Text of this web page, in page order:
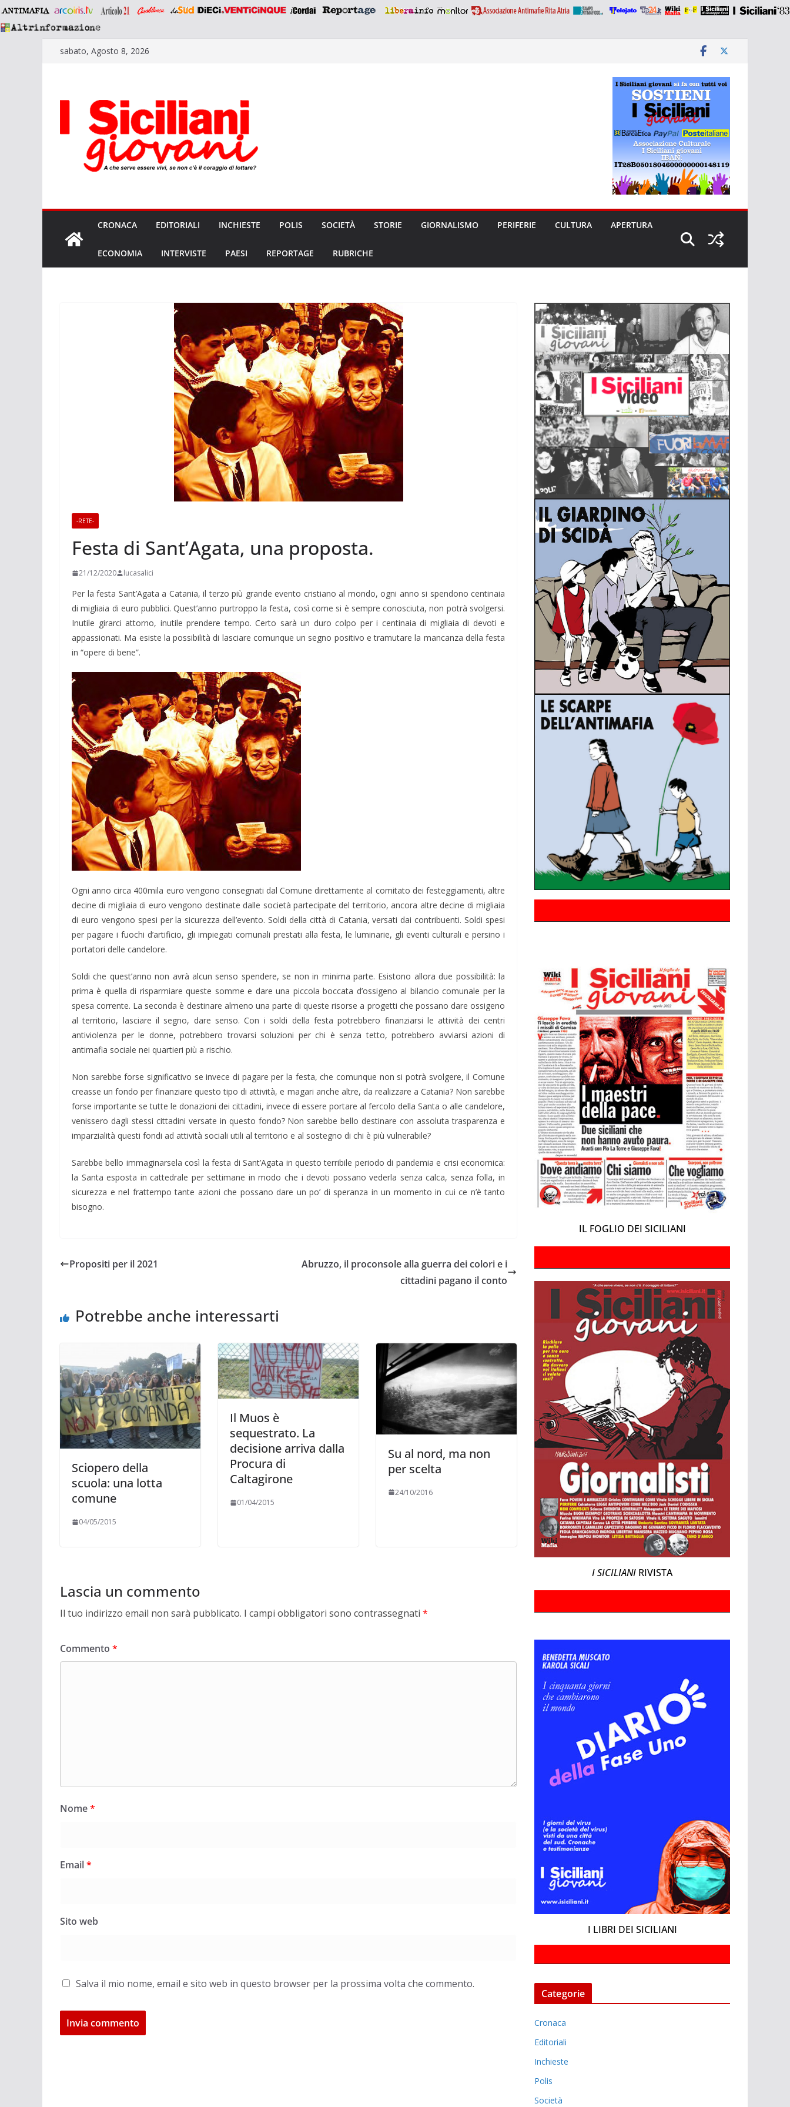
Saltasabato, Agosto 8, 2026
CRONACA EDITORIALI INCHIESTE POLIS SOCIETÀ STORIE GIORNALISMO PERIFERIE CULTURA APERTURA
ECONOMIA INTERVISTE PAESI REPORTAGE RUBRICHE
-RETE-
Festa di Sant’Agata, una proposta.
21/12/2020 lucasalici
Per la festa Sant’Agata a Catania, il terzo più grande evento cristiano al mondo, ogni anno si spendono centinaia
di migliaia di euro pubblici. Quest’anno purtroppo la festa, così come si è sempre conosciuta, non potrà svolgersi.
Inutile girarci attorno, inutile prendere tempo. Certo sarà un duro colpo per i centinaia di migliaia di devoti e
appassionati. Ma esiste la possibilità di lasciare comunque un segno positivo e tramutare la mancanza della festa
in “opere di bene”.
Ogni anno circa 400mila euro vengono consegnati dal Comune direttamente al comitato dei festeggiamenti, altre
decine di migliaia di euro vengono destinate dalle società partecipate del territorio, ancora altre decine di migliaia
di euro vengono spesi per la sicurezza dell’evento. Soldi della città di Catania, versati dai contribuenti. Soldi spesi
per pagare i fuochi d’artificio, gli impiegati comunali prestati alla festa, le luminarie, gli eventi culturali e persino i
portatori delle candelore.
Soldi che quest’anno non avrà alcun senso spendere, se non in minima parte. Esistono allora due possibilità: la
prima è quella di risparmiare queste somme e dare una piccola boccata d’ossigeno al bilancio comunale per la
spesa corrente. La seconda è destinare almeno una parte di queste risorse a progetti che possano dare ossigeno
al territorio, lasciare il segno, dare senso. Con i soldi della festa potrebbero finanziarsi le attività dei centri
antiviolenza per le donne, potrebbero trovarsi soluzioni per chi è senza tetto, potrebbero avviarsi azioni di
antimafia sociale nei quartieri più a rischio.
Non sarebbe forse significativo se invece di pagare per la festa, che comunque non si potrà svolgere, il Comune
creasse un fondo per finanziare questo tipo di attività, e magari anche altre, da realizzare a Catania? Non sarebbe
forse importante se tutte le donazioni dei cittadini, invece di essere portare al fercolo della Santa o alle candelore,
venissero dagli stessi cittadini versate in questo fondo? Non sarebbe bello destinare con assoluta trasparenza e
imparzialità questi fondi ad attività sociali utili al territorio e al sostegno di chi è più vulnerabile?
Sarebbe bello immaginarsela così la festa di Sant’Agata in questo terribile periodo di pandemia e crisi economica:
la Santa esposta in cattedrale per settimane in modo che i devoti possano vederla senza calca, senza folla, in
sicurezza e nel frattempo tante azioni che possano dare un po’ di speranza in un momento in cui ce n’è tanto
bisogno.
Propositi per il 2021
Abruzzo, il proconsole alla guerra dei colori e i
cittadini pagano il conto
Potrebbe anche interessarti
Sciopero della
scuola: una lotta
comune
04/05/2015
Il Muos è
sequestrato. La
decisione arriva dalla
Procura di
Caltagirone
01/04/2015
Su al nord, ma non
per scelta
24/10/2016
Lascia un commento
Il tuo indirizzo email non sarà pubblicato. I campi obbligatori sono contrassegnati *
Commento *
Nome*
Email*
Sito web
Salva il mio nome, email e sito web in questo browser per la prossima volta che commento.
IL FOGLIO DEI SICILIANI
I SICILIANI RIVISTA
I LIBRI DEI SICILIANI
Categorie
Cronaca
Editoriali
Inchieste
Polis
Società